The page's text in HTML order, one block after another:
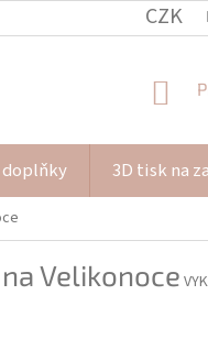
CZK
3D tisk na
Velikonoce